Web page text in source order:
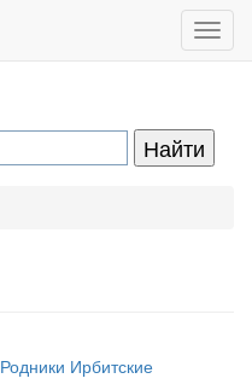
Родники Ирбитские